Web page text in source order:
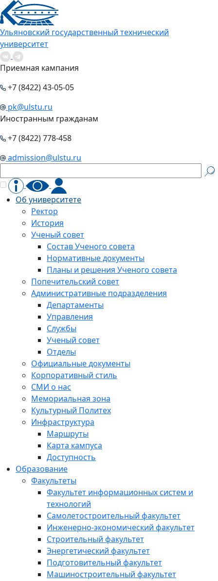
Ульяновский государственный технический
университет
Приемная кампания
+7 (8422) 43-05-05
pk@ulstu.ru
Иностранным гражданам
+7 (8422) 778-458
admission@ulstu.ru
Об университете
Ректор
История
Ученый совет
Состав Ученого совета
Нормативные документы
Планы и решения Ученого совета
Попечительский совет
Административные подразделения
Департаменты
Управления
Службы
Ученый совет
Отделы
Официальные документы
Корпоративный стиль
СМИ о нас
Мемориальная зона
Культурный Политех
Инфраструктура
Маршруты
Карта кампуса
Доступность
Образование
Факультеты
Факультет информационных систем и
технологий
Самолетостроительный факультет
Инженерно-экономический факультет
Строительный факультет
Энергетический факультет
Подготовительный факультет
Машиностроительный факультет